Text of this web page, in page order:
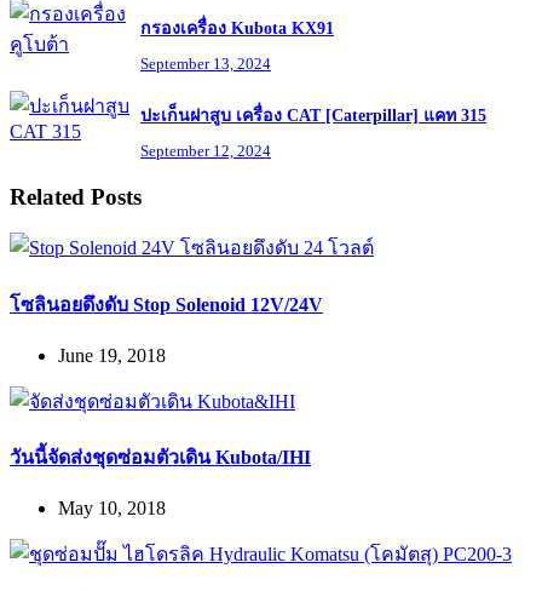
กรองเครื่อง Kubota KX91
September 13, 2024
ปะเก็นฝาสูบ เครื่อง CAT [Caterpillar] แคท 315
September 12, 2024
Related Posts
โซลินอยดึงดับ Stop Solenoid 12V/24V
June 19, 2018
วันนี้จัดส่งชุดซ่อมตัวเดิน Kubota/IHI
May 10, 2018